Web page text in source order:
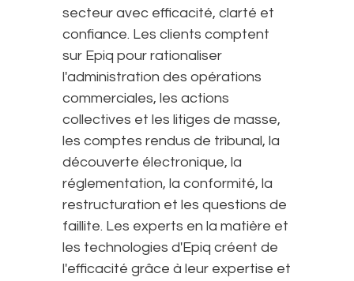
secteur avec efficacité, clarté et
confiance. Les clients comptent
sur Epiq pour rationaliser
l'administration des opérations
commerciales, les actions
collectives et les litiges de masse,
les comptes rendus de tribunal, la
découverte électronique, la
réglementation, la conformité, la
restructuration et les questions de
faillite. Les experts en la matière et
les technologies d'Epiq créent de
l'efficacité grâce à leur expertise et